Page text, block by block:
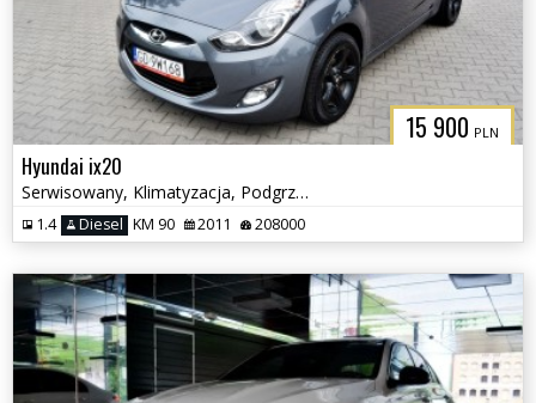
15 900 PLN
Hyundai ix20
Serwisowany, Klimatyzacja, Podgrzewane fotele
1.4 Diesel KM 90 2011 208000